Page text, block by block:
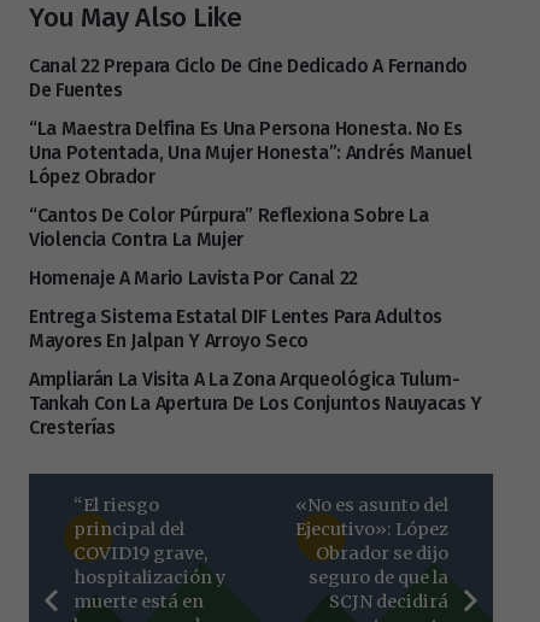
You May Also Like
Canal 22 Prepara Ciclo De Cine Dedicado A Fernando
De Fuentes
“La Maestra Delfina Es Una Persona Honesta. No Es
Una Potentada, Una Mujer Honesta”: Andrés Manuel
López Obrador
“Cantos De Color Púrpura” Reflexiona Sobre La
Violencia Contra La Mujer
Homenaje A Mario Lavista Por Canal 22
Entrega Sistema Estatal DIF Lentes Para Adultos
Mayores En Jalpan Y Arroyo Seco
Ampliarán La Visita A La Zona Arqueológica Tulum-
Tankah Con La Apertura De Los Conjuntos Nauyacas Y
Cresterías
“El riesgo
principal del
COVID19 grave,
hospitalización y
muerte está en
«No es asunto del
Ejecutivo»: López
Obrador se dijo
seguro de que la
SCJN decidirá